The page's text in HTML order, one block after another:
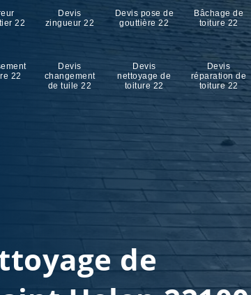
22
Devis
zingueur 22
Devis pose de
gouttière 22
Bâchage de
toiture 22
22
Devis
changement
de tuile 22
Devis
nettoyage de
toiture 22
Devis
réparation de
toiture 22
de